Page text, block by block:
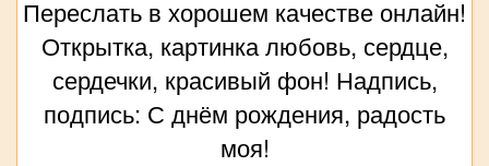
Переслать в хорошем качестве онлайн!
Открытка, картинка любовь, сердце,
сердечки, красивый фон! Надпись,
подпись: С днём рождения, радость
моя!